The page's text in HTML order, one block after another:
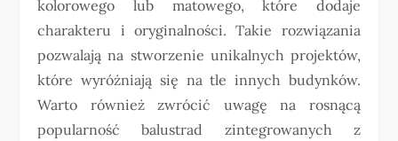
kolorowego lub matowego, które dodaje
charakteru i oryginalności. Takie rozwiązania
pozwalają na stworzenie unikalnych projektów,
które wyróżniają się na tle innych budynków.
Warto również zwrócić uwagę na rosnącą
popularność balustrad zintegrowanych z